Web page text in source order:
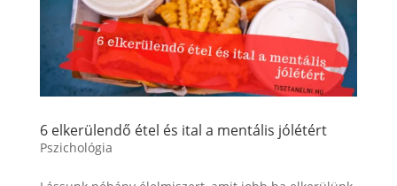
6 elkerülendő étel és ital a mentális jólétért
Pszichológia